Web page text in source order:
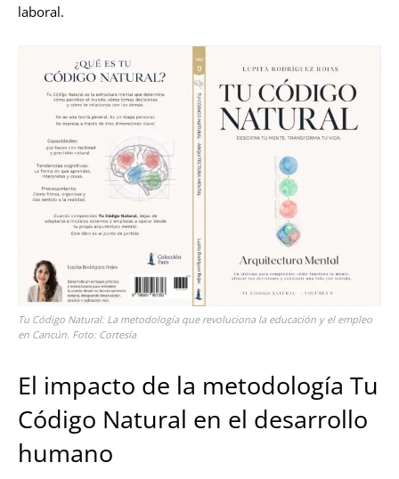
laboral.
Tu Código Natural: La metodología que revoluciona la educación y el empleo
en Cancún. Foto: Cortesía
El impacto de la metodología Tu
Código Natural en el desarrollo
humano